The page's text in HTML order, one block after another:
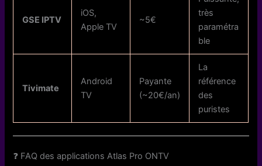
GSE IPTV
iOS,
Apple TV
~5€
très
paramétra
ble
Tivimate
Android
TV
Payante
(~20€/an)
La
référence
des
puristes
❓ FAQ des applications Atlas Pro ONTV